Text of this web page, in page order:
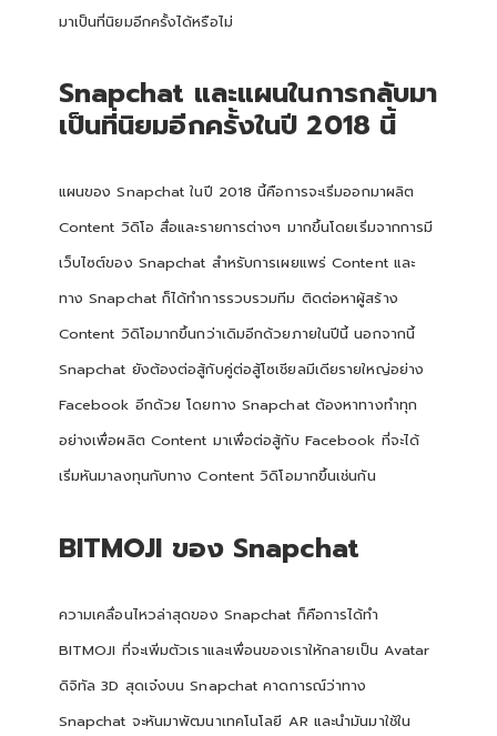
มาเป็นที่นิยมอีกครั้งได้หรือไม่
Snapchat และแผนในการกลับมา
เป็นที่นิยมอีกครั้งในปี 2018 นี้
แผนของ Snapchat ในปี 2018 นี้คือการจะเริ่มออกมาผลิต
Content วิดิโอ สื่อและรายการต่างๆ มากขึ้นโดยเริ่มจากการมี
เว็บไซต์ของ Snapchat สำหรับการเผยแพร่ Content และ
ทาง Snapchat ก็ได้ทำการรวบรวมทีม ติดต่อหาผู้สร้าง
Content วิดิโอมากขึ้นกว่าเดิมอีกด้วยภายในปีนี้ นอกจากนี้
Snapchat ยังต้องต่อสู้กับคู่ต่อสู้โซเชียลมีเดียรายใหญ่อย่าง
Facebook อีกด้วย โดยทาง Snapchat ต้องหาทางทำทุก
อย่างเพื่อผลิต Content มาเพื่อต่อสู้กับ Facebook ที่จะได้
เริ่มหันมาลงทุนกับทาง Content วิดิโอมากขึ้นเช่นกัน
BITMOJI ของ Snapchat
ความเคลื่อนไหวล่าสุดของ Snapchat ก็คือการได้ทำ
BITMOJI ที่จะเพิ่มตัวเราและเพื่อนของเราให้กลายเป็น Avatar
ดิจิทัล 3D สุดเจ๋งบน Snapchat คาดการณ์ว่าทาง
Snapchat จะหันมาพัฒนาเทคโนโลยี AR และนำมันมาใช้ใน